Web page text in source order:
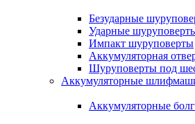
Безударные
Ударные
Импакт шуруповерты
Аккумуляторная
Шуруповерты под
Аккумуляторные
Аккумуляторные